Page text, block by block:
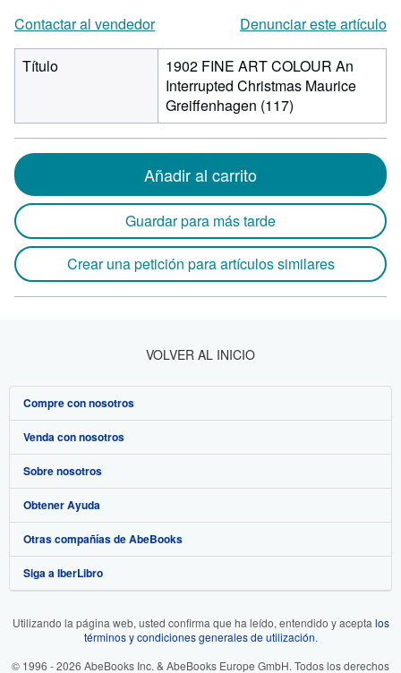
Contactar al vendedor
Denunciar este artículo
Título
1902 FINE ART COLOUR An
Interrupted Christmas Maurice
Greiffenhagen (117)
Añadir al carrito
Guardar para más tarde
Crear una petición para artículos similares
VOLVER AL INICIO
Compre con nosotros
Búsqueda avanzada
Colecciones
Mi cuenta
Mis pedidos
Ver carrito
Venda con nosotros
Comenzar a vender
Únase a nuestro programa de afiliados
Recomiende un vendedor
Sobre nosotros
Sobre IberLibro
Medios
Empleo
Preferencias de cookies
Obtener Ayuda
Preguntas frecuentes y guías
Atención al Cliente
Otras compañías de AbeBooks
AbeBooks.com
AbeBooks.de
Siga a IberLibro
Utilizando la página web, usted confirma que ha leído, entendido y acepta los
términos y condiciones generales de utilización.
© 1996 - 2026 AbeBooks Inc. & AbeBooks Europe GmbH. Todos los derechos